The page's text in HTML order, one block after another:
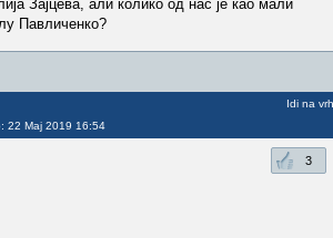
Зајцева, али колико од нас је као мали
Павличенко?
22 Maj 2019 16:54
Idi na vrh
3